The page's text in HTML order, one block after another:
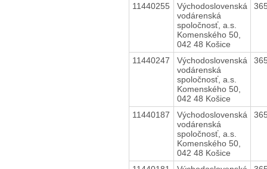
11440255
Východoslovenská
vodárenská
spoločnosť, a.s.
Komenského 50,
042 48 Košice
11440247
Východoslovenská
vodárenská
spoločnosť, a.s.
Komenského 50,
042 48 Košice
11440187
Východoslovenská
vodárenská
spoločnosť, a.s.
Komenského 50,
042 48 Košice